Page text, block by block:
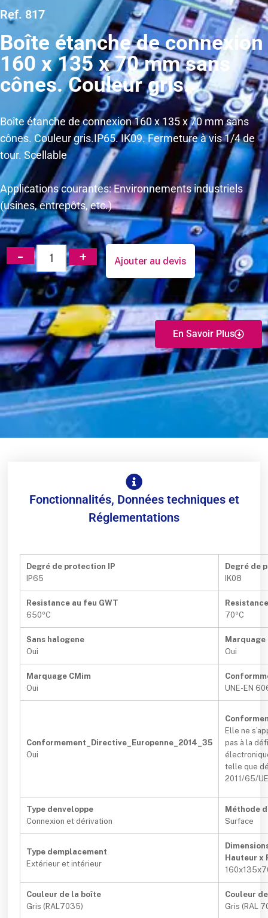
Ref. 817
Boîte étanche de connexion
160 x 135 x 70 mm sans
cônes. Couleur gris.
Boîte étanche de connexion 160 x 135 x 70 mm sans
cônes. Couleur gris.IP65. IK09. Fermeture à vis 1/4 de
tour. Scellable
Applications courantes: Environnements industriels
(usines, entrepôts, etc.)
Ajouter au devis
En Savoir Plus
Fonctionnalités, Données techniques et
Réglementations
Degré de protection IP
IP65
Degré de
IK08
Resistance au feu GWT
650ºC
70ºC
Sans halogene
Oui
Marquage
Oui
Marquage CMim
Oui
UNE-EN
Conformement_Directive_Europenne_2014_35
Oui
Elle ne
pas à la
telle que
2011/65/
Type denveloppe
Connexion et dérivation
Méthode
Surface
Type demplacement
Extérieur et intérieur
Hauteur x
Couleur de la boîte
Gris (RAL7035)
Couleur
Gris (RAL